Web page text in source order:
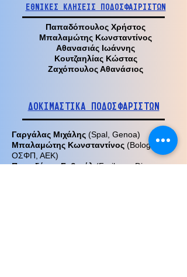
ΕΘΝΙΚΕΣ ΚΛΗΣΕΙΣ ΠΟΔΟΣΦΑΙΡΙΣΤΩΝ
Παπαδόπουλος Χρήστος
Μπαλαμώτης Κωνσταντίνος
Αθανασιάς Ιωάννης
Κουτζαηλίας Κώστας
Ζαχόπουλος Αθανάσιος
ΔΟΚΙΜΑΣΤΙΚΑ ΠΟΔΟΣΦΑΡΙΣΤΩΝ
Γαργάλας Μιχάλης (Spal, Genoa)
Μπαλαμώτης Κωνσταντίνος (Bolognia,
ΟΣΦΠ, ΑΕΚ)
Παπαδάκος Γαβριήλ(Freiburg, Dinamo